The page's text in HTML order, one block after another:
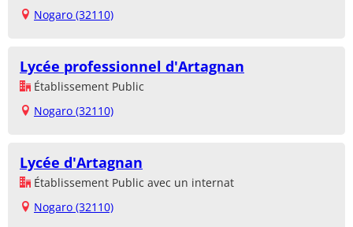
Nogaro (32110)
Lycée professionnel d'Artagnan
Établissement Public
Nogaro (32110)
Lycée d'Artagnan
Établissement Public avec un internat
Nogaro (32110)